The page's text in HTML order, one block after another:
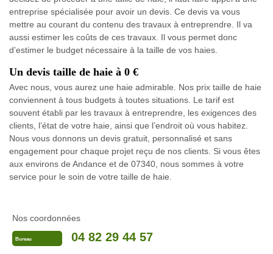
entreprise spécialisée pour avoir un devis. Ce devis va vous
mettre au courant du contenu des travaux à entreprendre. Il va
aussi estimer les coûts de ces travaux. Il vous permet donc
d’estimer le budget nécessaire à la taille de vos haies.
Un devis taille de haie à 0 €
Avec nous, vous aurez une haie admirable. Nos prix taille de haie
conviennent à tous budgets à toutes situations. Le tarif est
souvent établi par les travaux à entreprendre, les exigences des
clients, l’état de votre haie, ainsi que l’endroit où vous habitez.
Nous vous donnons un devis gratuit, personnalisé et sans
engagement pour chaque projet reçu de nos clients. Si vous êtes
aux environs de Andance et de 07340, nous sommes à votre
service pour le soin de votre taille de haie.
Nos coordonnées
Bureau 04 82 29 44 57